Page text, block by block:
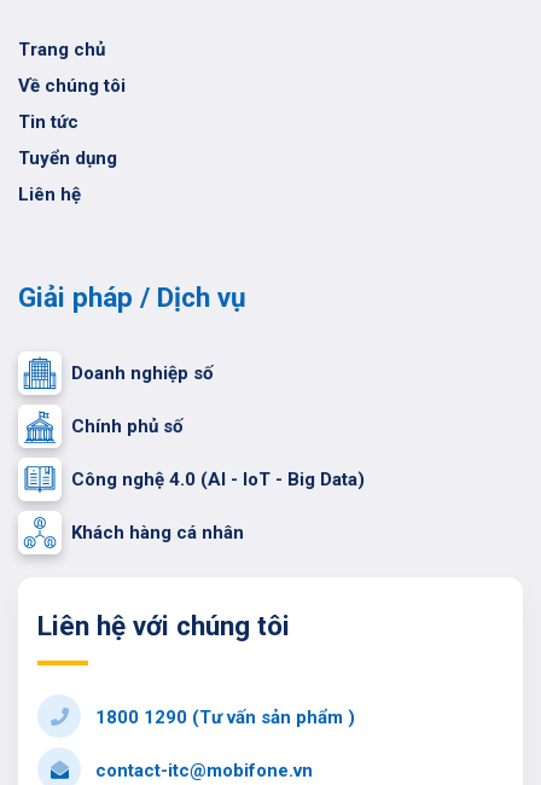
Trang chủ
Về chúng tôi
Tin tức
Tuyển dụng
Liên hệ
Giải pháp / Dịch vụ
Doanh nghiệp số
Chính phủ số
Công nghệ 4.0 (AI - IoT - Big Data)
Khách hàng cá nhân
Liên hệ với chúng tôi
1800 1290 (Tư vấn sản phẩm )
contact-itc@mobifone.vn